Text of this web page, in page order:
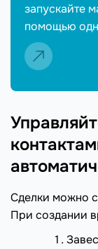
запускайте
помощью
Сделки можно
При создании